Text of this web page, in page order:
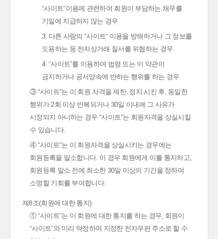
“사이트”이용에 관련하여 회원이 부담하는 채무를
기일에 지급하지 않는 경우
3. 다른 사람의 “사이트” 이용을 방해하거나 그 정보를
도용하는 등 전자상거래 질서를 위협하는 경우
4. “사이트”를 이용하여 법령 또는 이 약관이
금지하거나 공서양속에 반하는 행위를 하는 경우
③ “사이트”는 이 회원 자격을 제한․정지 시킨 후, 동일한
행위가 2회 이상 반복되거나 30일 이내에 그 사유가
시정되지 아니하는 경우 “사이트”는 회원자격을 상실시킬
수 있습니다.
④ “사이트”는 이 회원자격을 상실시키는 경우에는
회원등록을 말소합니다. 이 경우 회원에게 이를 통지하고,
회원등록 말소 전에 최소한 30일 이상의 기간을 정하여
소명할 기회를 부여합니다.
제8조(회원에 대한 통지)
① “사이트”는 이 회원에 대한 통지를 하는 경우, 회원이
“사이트”와 미리 약정하여 지정한 전자우편 주소로 할 수